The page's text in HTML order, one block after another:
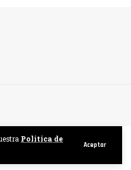
Politica de
Aceptar